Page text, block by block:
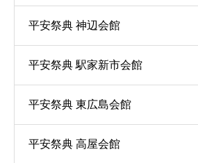
平安祭典 神辺会館
平安祭典 駅家新市会館
平安祭典 東広島会館
平安祭典 高屋会館